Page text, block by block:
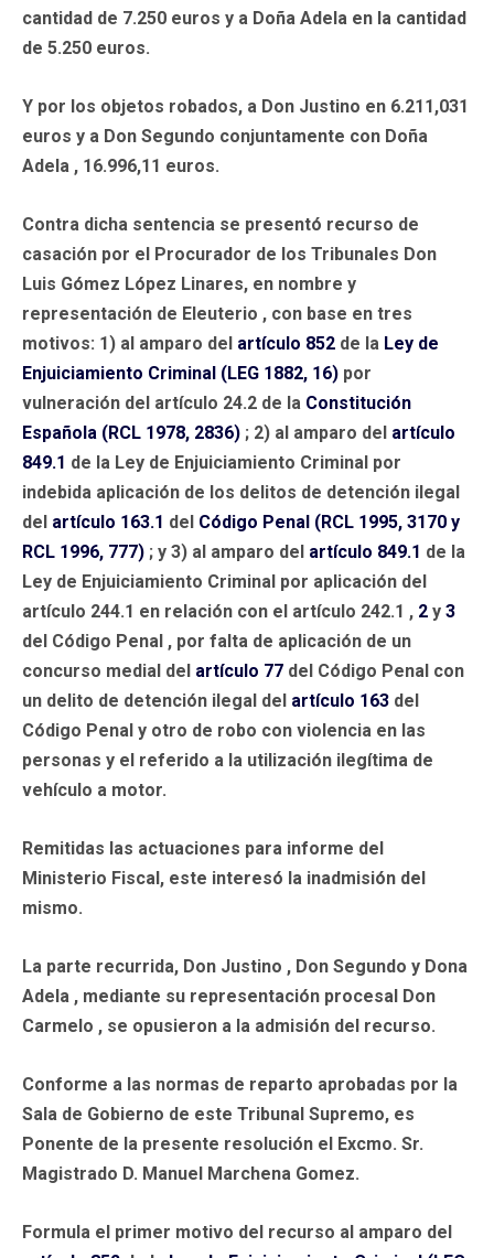
cantidad de 7.250 euros y a Doña Adela en la cantidad
de 5.250 euros.
Y por los objetos robados, a Don Justino en 6.211,031
euros y a Don Segundo conjuntamente con Doña
Adela , 16.996,11 euros.
Contra dicha sentencia se presentó recurso de
casación por el Procurador de los Tribunales Don
Luis Gómez López Linares, en nombre y
representación de Eleuterio , con base en tres
motivos: 1) al amparo del artículo 852 de la Ley de
Enjuiciamiento Criminal (LEG 1882, 16) por
vulneración del artículo 24.2 de la Constitución
Española (RCL 1978, 2836) ; 2) al amparo del artículo
849.1 de la Ley de Enjuiciamiento Criminal por
indebida aplicación de los delitos de detención ilegal
del artículo 163.1 del Código Penal (RCL 1995, 3170 y
RCL 1996, 777) ; y 3) al amparo del artículo 849.1 de la
Ley de Enjuiciamiento Criminal por aplicación del
artículo 244.1 en relación con el artículo 242.1 , 2 y 3
del Código Penal , por falta de aplicación de un
concurso medial del artículo 77 del Código Penal con
un delito de detención ilegal del artículo 163 del
Código Penal y otro de robo con violencia en las
personas y el referido a la utilización ilegítima de
vehículo a motor.
Remitidas las actuaciones para informe del
Ministerio Fiscal, este interesó la inadmisión del
mismo.
La parte recurrida, Don Justino , Don Segundo y Dona
Adela , mediante su representación procesal Don
Carmelo , se opusieron a la admisión del recurso.
Conforme a las normas de reparto aprobadas por la
Sala de Gobierno de este Tribunal Supremo, es
Ponente de la presente resolución el Excmo. Sr.
Magistrado D. Manuel Marchena Gomez.
Formula el primer motivo del recurso al amparo del